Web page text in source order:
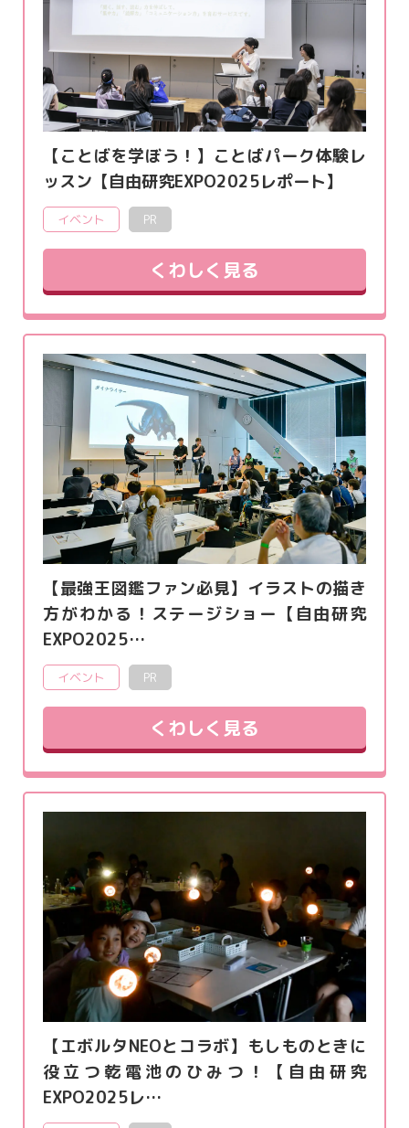
【ことばを学ぼう！】ことばパーク体験レ
ッスン【自由研究EXPO2025レポート】
イベント PR
くわしく見る
【最強王図鑑ファン必見】イラストの描き
方がわかる！ステージショー【自由研究
EXPO2025…
イベント PR
くわしく見る
【エボルタNEOとコラボ】もしものときに
役立つ乾電池のひみつ！【自由研究
EXPO2025レ…